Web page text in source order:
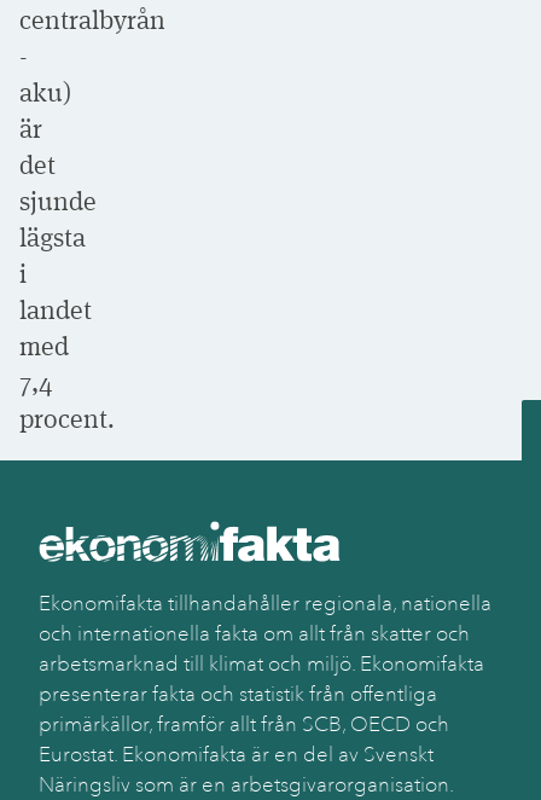
centralbyrån
-
aku)
är
det
sjunde
lägsta
i
landet
med
7,4
procent.
Ekonomifakta tillhandahåller regionala, nationella
och internationella fakta om allt från skatter och
arbetsmarknad till klimat och miljö. Ekonomifakta
presenterar fakta och statistik från offentliga
primärkällor, framför allt från SCB, OECD och
Eurostat. Ekonomifakta är en del av Svenskt
Näringsliv som är en arbetsgivarorganisation.